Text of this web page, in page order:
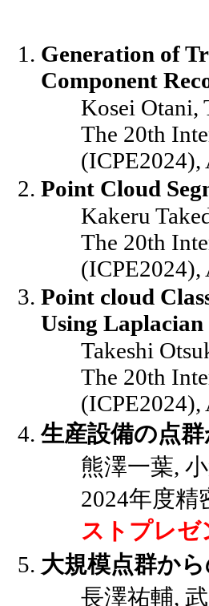
Generation of
Component
Kosei Otani,
The 20th
(ICPE2024),
Point Cloud
Kakeru
The 20th
(ICPE2024),
Point cloud
Using Laplacian
Takeshi
The 20th
(ICPE2024),
生産設備の点
熊澤一葉,
2024年度精
ストプレゼ
大規模点群か
長澤祐輔,